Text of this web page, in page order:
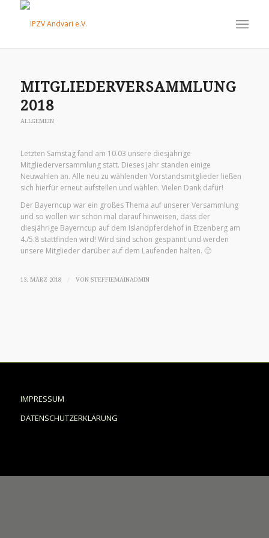
MITGLIEDERVERSAMMLUNG
2018
ALLGEMEIN
Letzten Samstag fand am 10.03 unsere diesjährige
Mitgliederversammlung statt. Dieses Jahr standen einige
Neuwahlen an. Alle neu zu wählenden Vorstandsmitglieder ließen
sich hierfür erneut aufstellen und wählen. Vielen Dank dafür!
Der Bayerncup war ein großes Thema auf unserer Versammlung
und so wollen wir schon mal darauf hinweisen, dass der
diesjährige Bayerncup auf dem Islandpferdehof in Etzenberg am
4./5.8 stattfinden wird! Wird sind schon gespannt und werden
unsere Mitglieder darüber auf dem Laufenden halten. 🙂
13. MÄRZ 2018 / VON STEFFIEMAINADMIN
IMPRESSUM
DATENSCHUTZERKLÄRUNG